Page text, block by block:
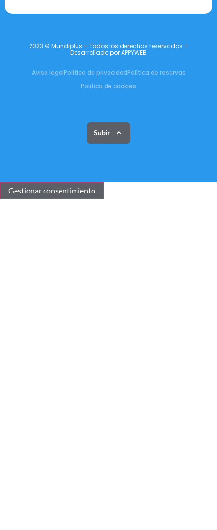
2023 © Mundiplus – Todos los derechos reservados –
Desarrollado por APPYWEB
Aviso legalPolítica de privacidadPolítica de reservas
Política de cookies
Subir
Gestionar consentimiento